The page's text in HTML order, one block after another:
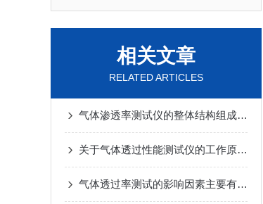
相关文章
RELATED ARTICLES
气体渗透率测试仪的整体结构组成及日常操作要点
关于气体透过性能测试仪的工作原理及应用领域介绍如下
气体透过率测试的影响因素主要有哪些呢